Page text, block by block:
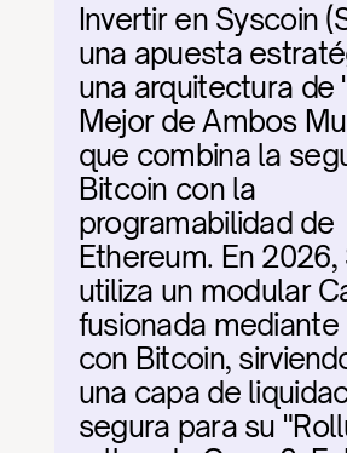
Invertir en Syscoin
una apuesta
una arquitectura de
Mejor de Ambos
que combina la
Bitcoin con la
programabilidad de
Ethereum. En 2026,
utiliza un modular
fusionada mediante
con Bitcoin,
una capa de
segura para su